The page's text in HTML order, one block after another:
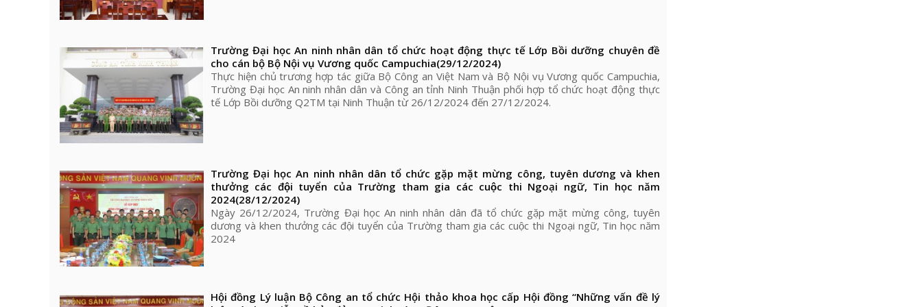
Trường Đại học An ninh nhân dân tổ chức hoạt động thực tế Lớp Bồi dưỡng chuyên đề
cho cán bộ Bộ Nội vụ Vương quốc Campuchia(29/12/2024)
Thực hiện chủ trương hợp tác giữa Bộ Công an Việt Nam và Bộ Nội vụ Vương quốc Campuchia,
Trường Đại học An ninh nhân dân và Công an tỉnh Ninh Thuận phối hợp tổ chức hoạt động thực
tế Lớp Bồi dưỡng Q2TM tại Ninh Thuận từ 26/12/2024 đến 27/12/2024.
Trường Đại học An ninh nhân dân tổ chức gặp mặt mừng công, tuyên dương và khen
thưởng các đội tuyển của Trường tham gia các cuộc thi Ngoại ngữ, Tin học năm
2024(28/12/2024)
Ngày 26/12/2024, Trường Đại học An ninh nhân dân đã tổ chức gặp mặt mừng công, tuyên
dương và khen thưởng các đội tuyển của Trường tham gia các cuộc thi Ngoại ngữ, Tin học năm
2024
Hội đồng Lý luận Bộ Công an tổ chức Hội thảo khoa học cấp Hội đồng “Những vấn đề lý